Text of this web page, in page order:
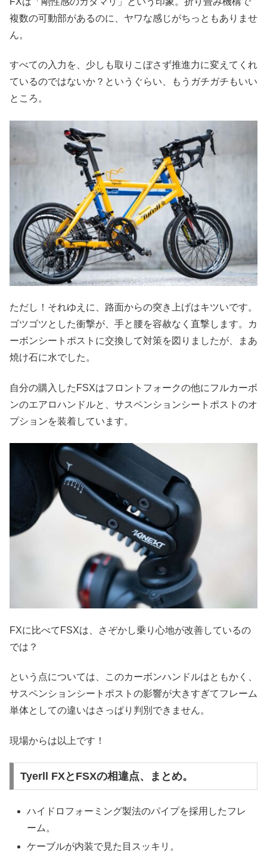
複数の可動部があるのに、ヤワな感じがちっともありませ
ん。
すべての入力を、少しも取りこぼさず推進力に変えてくれ
ているのではないか？というぐらい、もうガチガチもいい
ところ。
ただし！それゆえに、路面からの突き上げはキツいです。
ゴツゴツとした衝撃が、手と腰を容赦なく直撃します。カ
ーボンシートポストに交換して対策を図りましたが、まあ
焼け石に水でした。
自分の購入したFSXはフロントフォークの他にフルカーボ
ンのエアロハンドルと、サスペンションシートポストのオ
プションを装着しています。
FXに比べてFSXは、さぞかし乗り心地が改善しているの
では？
という点については、このカーボンハンドルはともかく、
サスペンションシートポストの影響が大きすぎてフレーム
単体としての違いはさっぱり判別できません。
現場からは以上です！
Tyerll FXとFSXの相違点、まとめ。
ハイドロフォーミング製法のパイプを採用したフレ
ーム。
ケーブルが内装で見た目スッキリ。